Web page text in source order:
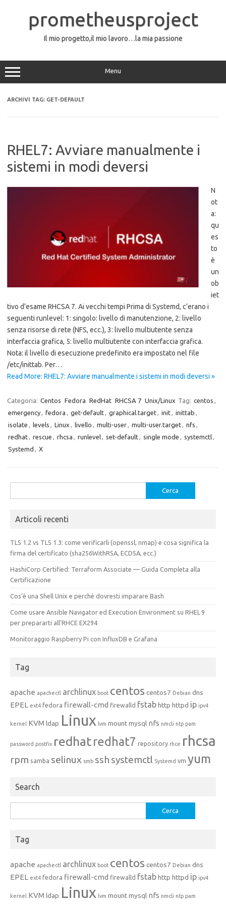
contenutoprometheusproject
Il mio progetto,il mio lavoro…la mia passione
Menu
ARCHIVI TAG: GET-DEFAULT
RHEL7: Avviare manualmente i
sistemi in modi deversi
N
ot
a:
qu
es
to
è
un
ob
iet
tivo d’esame RHCSA 7. Ai vecchi tempi Prima di Systemd, c’erano i
seguenti runlevel: 1: singolo: livello di manutenzione, 2: livello
senza risorse di rete (NFS, ecc.), 3: livello multiutente senza
interfaccia grafica, 5: livello multiutente con interfaccia grafica.
Nota: il livello di esecuzione predefinito era impostato nel file
/etc/inittab. Per…
Read More: RHEL7: Avviare manualmente i sistemi in modi deversi »
Categoria: Centos Fedora RedHat RHCSA 7 Unix/Linux Tag: centos ,
emergency, fedora , get-default, graphical.target, init, inittab ,
isolate , levels , Linux , livello , multi-user, multi-user.target, nfs ,
redhat, rescue , rhcsa , runlevel, set-default, single mode , systemctl,
Systemd , X
per:
Articoli recenti
TLS 1.2 vs TLS 1.3: come verificarli (openssl, nmap) e cosa significa la
firma del certificato (sha256WithRSA, ECDSA, ecc.)
HashiCorp Certified: Terraform Associate — Guida Completa alla
Certificazione
Cos’è una Shell Unix e perché dovresti imparare Bash
Come usare Ansible Navigator ed Execution Environment su RHEL 9
per prepararti all’RHCE EX294
Monitoraggio Raspberry Pi con InfluxDB e Grafana
Tag
apache apachectl archlinux boot centoscentos7 Debian dns
EPEL ext4 fedora firewall-cmd firewalld fstabhttp httpd ip ipv4
kernel KVM ldap Linux lvm mountmysql nfs nmcli ntp pam
password postfix redhatredhat7 repository rhce rhcsa
rpm samba selinux smb ssh systemctl Systemd vm yum
Search
per:
Tag
apache apachectl archlinux boot centoscentos7 Debian dns
EPEL ext4 fedora firewall-cmd firewalld fstabhttp httpd ip ipv4
kernel KVM ldap Linux lvm mountmysql nfs nmcli ntp pam